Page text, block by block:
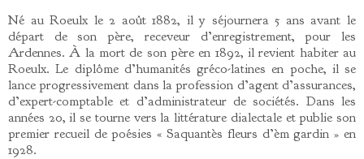
Né au Roeulx le 2 août 1882, il y séjournera 5 ans avant le
départ de son père, receveur d’enregistrement, pour les
Ardennes. À la mort de son père en 1892, il revient habiter au
Roeulx. Le diplôme d’humanités gréco-latines en poche, il se
lance progressivement dans la profession d’agent d’assurances,
d’expert-comptable et d’administrateur de sociétés. Dans les
années 20, il se tourne vers la littérature dialectale et publie son
premier recueil de poésies « Saquantès fleurs d’èm gardin » en
1928.